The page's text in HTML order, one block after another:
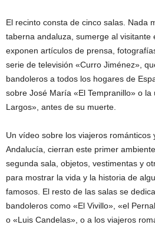
El recinto consta de cinco salas. Nada
taberna andaluza, sumerge al visitante
exponen artículos de prensa,
serie de televisión «Curro Jiménez»,
bandoleros a todos los hogares de
sobre José María «El Tempranillo» o
Largos», antes de su muerte.
Un vídeo sobre los viajeros románticos
Andalucía, cierran este primer
segunda sala, objetos, vestimentas y
para mostrar la vida y la historia de
famosos. El resto de las salas se
bandoleros como «El Vivillo», «el
o «Luis Candelas», o a los viajeros